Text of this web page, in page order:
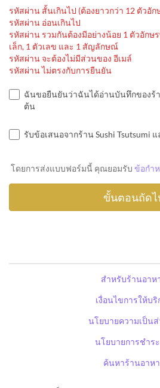
รหัสผ่าน สั้นเกินไป (ต้องยาวกว่า 12 ตัวอัก
รหัสผ่าน อ่อนเกินไป
รหัสผ่าน รวมกันต้องมีอย่างน้อย 1 ตัวอัก
เล็ก, 1 ตัวเลข และ 1 สัญลักษณ์
รหัสผ่าน จะต้องไม่มีส่วนของ อีเมล์
รหัสผ่าน ไม่ตรงกับการยืนยัน
ฉันขอยืนยันว่าฉันได้อ่านบันทึกของร้
ต้น
รับข้อเสนอจากร้าน Sushi Tsutsumi
โดยการส่งแบบฟอร์มนี้ คุณยอมรับ ข้อกำ
สำหรับร้านอาห
เงื่อนไขการให้บริ
นโยบายความเป็น
นโยบายการชำระ
ค้นหาร้านอาห